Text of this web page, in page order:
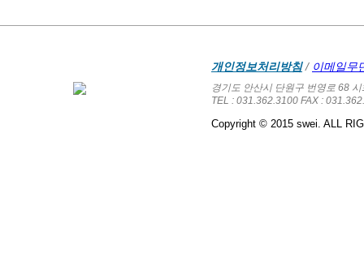
개인정보처리방침/ 이메일무
경기도 안산시 단원구 번영로 68
TEL : 031.362.3100 FAX :
Copyright © 2015 swei. ALL